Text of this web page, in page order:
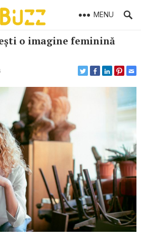
MENU
o imagine feminină